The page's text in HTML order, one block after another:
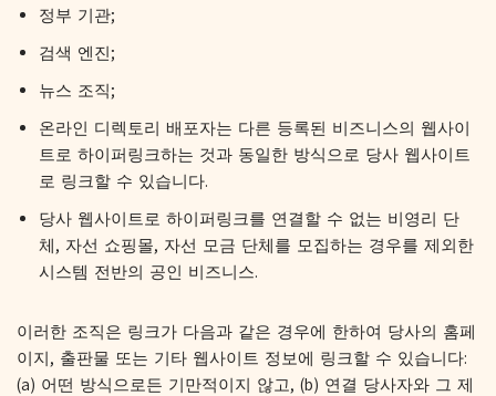
정부 기관;
검색 엔진;
뉴스 조직;
온라인 디렉토리 배포자는 다른 등록된 비즈니스의 웹사이
트로 하이퍼링크하는 것과 동일한 방식으로 당사 웹사이트
로 링크할 수 있습니다.
당사 웹사이트로 하이퍼링크를 연결할 수 없는 비영리 단
체, 자선 쇼핑몰, 자선 모금 단체를 모집하는 경우를 제외한
시스템 전반의 공인 비즈니스.
이러한 조직은 링크가 다음과 같은 경우에 한하여 당사의 홈페
이지, 출판물 또는 기타 웹사이트 정보에 링크할 수 있습니다:
(a) 어떤 방식으로든 기만적이지 않고, (b) 연결 당사자와 그 제